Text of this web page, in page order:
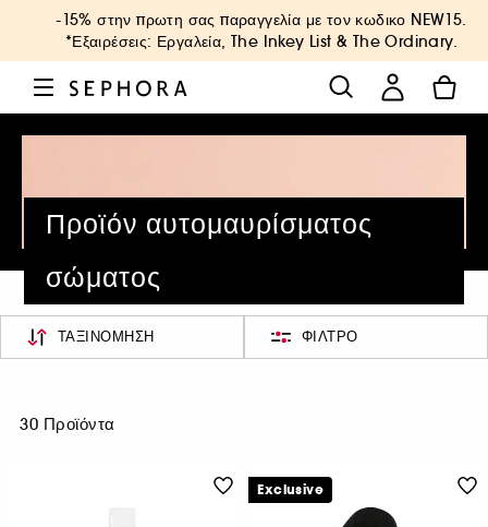
-15% στην πρωτη σας παραγγελία με τον κωδικο NEW15.
*Εξαιρέσεις: Εργαλεία, The Inkey List & The Ordinary.
Προϊόν αυτομαυρίσματος
σώματος
ΤΑΞΙΝΌΜΗΣΗ ΦΊΛΤΡΟ
30 Προϊόντα
Exclusive